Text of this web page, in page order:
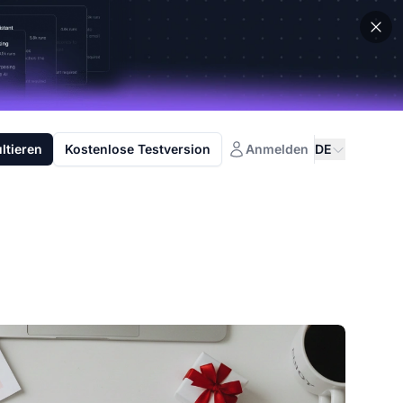
Kostenlose Testversion Anmelden DE